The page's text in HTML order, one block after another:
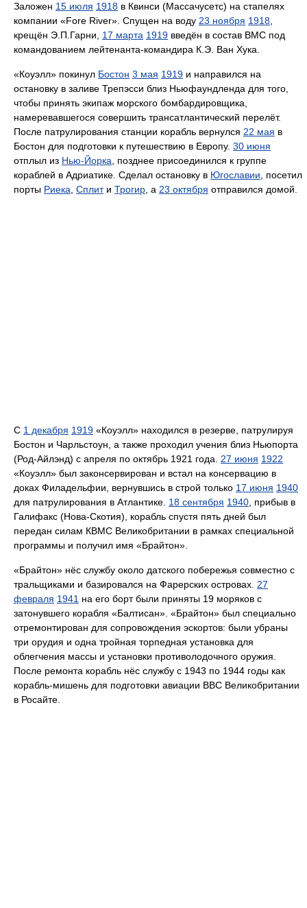
Заложен 15 июля 1918 в Квинси (Массачусетс) на стапелях
компании «Fore River». Спущен на воду 23 ноября 1918
крещён Э.П.Гарни, 17 марта 1919 введён в состав ВМС под
командованием лейтенанта-командира К.Э. Ван Хука.
«Коуэлл» покинул Бостон 3 мая 1919 и направился на
остановку в заливе Трепэсси близ Ньюфаундленда для того,
чтобы принять экипаж морского бомбардировщика,
намеревавшегося совершить трансатлантический перелёт.
После патрулирования станции корабль вернулся 22 мая в
Бостон для подготовки к путешествию в Европу. 30 июня
отплыл из Нью-Йорка , позднее присоединился к группе
кораблей в Адриатике. Сделал остановку в Югославии , посетил
порты Риека Сплити Трогир , а 23 октября отправился домой.
С 1 декабря 1919 «Коуэлл» находился в резерве, патрулируя
Бостон и Чарльстоун, а также проходил учения близ Ньюпорта
(Род-Айлэнд) с апреля по октябрь 1921 года. 27 июня 1922
«Коуэлл» был законсервирован и встал на консервацию в
доках Филадельфии, вернувшись в строй только 17 июня 1940
для патрулирования в Атлантике. 18 сентября 1940 , прибыв в
Галифакс (Нова-Скотия), корабль спустя пять дней был
передан силам КВМС Великобритании в рамках специальной
программы и получил имя «Брайтон».
«Брайтон» нёс службу около датского побережья совместно с
тральщиками и базировался на Фарерских островах. 27
февраля 1941 на его борт были приняты 19 моряков с
затонувшего корабля «Балтисан». «Брайтон» был специально
отремонтирован для сопровождения эскортов: были убраны
три орудия и одна тройная торпедная установка для
облегчения массы и установки противолодочного оружия.
После ремонта корабль нёс службу с 1943 по 1944 годы как
корабль-мишень для подготовки авиации ВВС Великобритании
в Росайте.